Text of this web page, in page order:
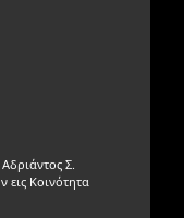
Σ.
εις Κοινότητα